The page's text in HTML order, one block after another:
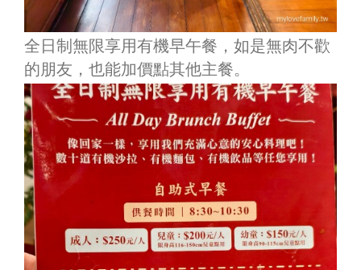
全日制無限享用有機早午餐，如是無肉不歡
的朋友，也能加價點其他主餐。